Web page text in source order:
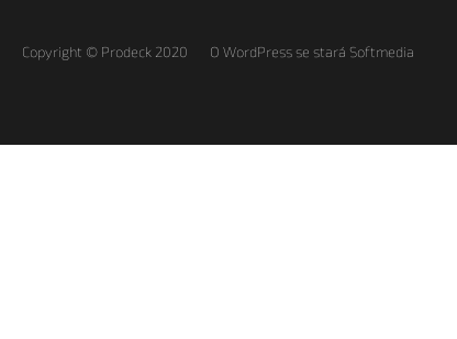
Copyright © Prodeck 2020 O WordPress se stará Softmedia